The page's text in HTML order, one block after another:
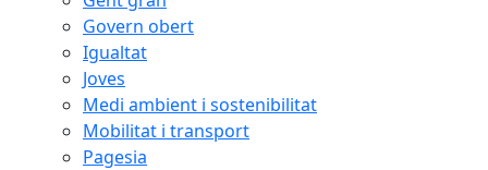
Govern obert
Igualtat
Joves
Medi ambient i sostenibilitat
Mobilitat i transport
Pagesia